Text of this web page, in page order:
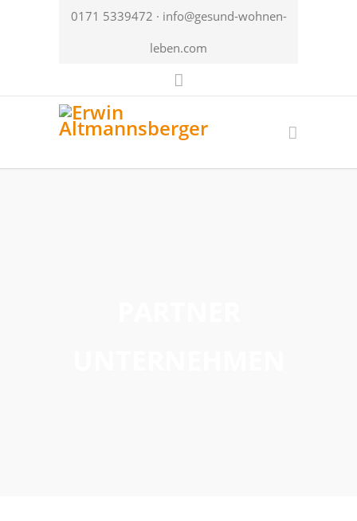
0171 5339472 · info@gesund-wohnen-
leben.com